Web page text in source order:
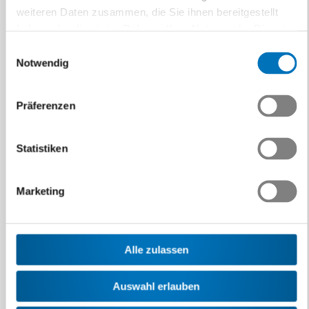
weiteren Daten zusammen, die Sie ihnen bereitgestellt
Notwendig
Präferenzen
Statistiken
Marketing
Alle zulassen
Auswahl erlauben
INFORMATIONSVERANSTALTUNG
17.09.2026 – 17.09.2026
Les RH à l’ère de l’IA : Mieux analyser,
mieux décider !
Gagnez en efficacité et implémentez immédiatement
vos nouveaux acquis !
Details Les RH à l’ère de l’IA : Mieux analyser, mieux décider !